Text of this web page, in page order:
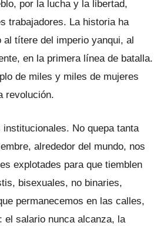
por la lucha y la libertad,
trabajadores. La historia ha
títere del imperio yanqui, al
en la primera línea de batalla.
de miles y miles de mujeres
revolución.
No quepa tanta
alrededor del mundo, nos
explotades para que tiemblen
bisexuales, no binaries,
permanecemos en las calles,
el salario nunca alcanza, la